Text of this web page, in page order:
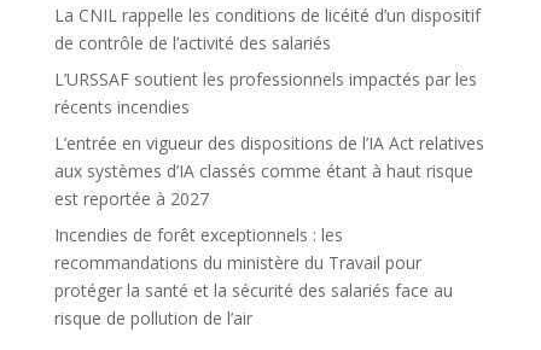
La CNIL rappelle les conditions de licéité d’un dispositif
de contrôle de l’activité des salariés
L’URSSAF soutient les professionnels impactés par les
récents incendies
L’entrée en vigueur des dispositions de l’IA Act relatives
aux systèmes d’IA classés comme étant à haut risque
est reportée à 2027
Incendies de forêt exceptionnels : les
recommandations du ministère du Travail pour
protéger la santé et la sécurité des salariés face au
risque de pollution de l’air